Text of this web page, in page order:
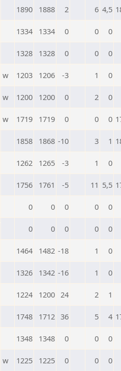
1890 1888 2 6 4,5
1334 1334 0 0 0
1328 1328 0 0 0
w 1203 1206 -3 1 0
w 1200 1200 0 2 0
w 1719 1719 0 0 0
1858 1868 -10 3 1
1262 1265 -3 1 0
1756 1761 -5 11 5,5
0 0 0 0 0
0 0 0 0 0
1464 1482 -18 1 0
1326 1342 -16 1 0
1224 1200 24 2 1
1748 1712 36 5 4
1348 1348 0 0 0
w 1225 1225 0 0 0